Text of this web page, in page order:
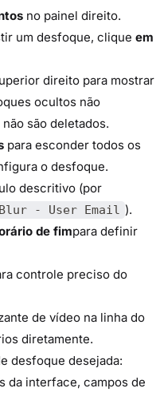
no painel direito.
um desfoque, clique em
direito para mostrar
ocultos não
são deletados.
para esconder todos os
o desfoque.
descritivo (por
Blur - User Email ).
de fimpara definir
controle preciso do
de vídeo na linha do
diretamente.
desfoque desejada:
da interface, campos de